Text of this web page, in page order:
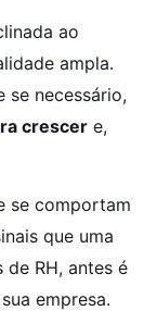
ao
ampla.
crescer e,
se comportam
que uma
de RH, antes é
empresa.